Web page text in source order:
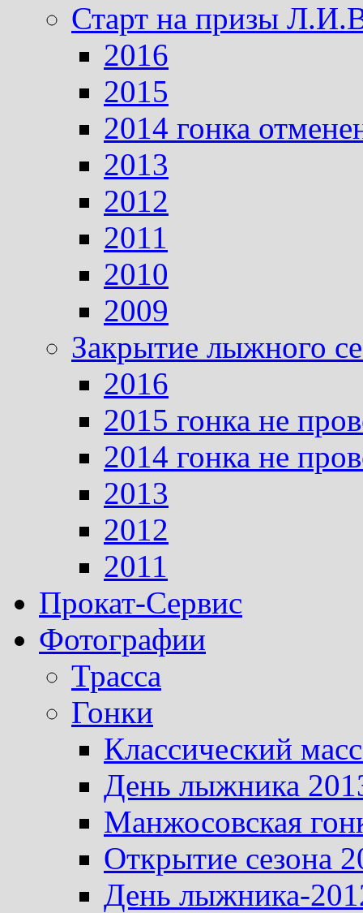
Старт на призы
2016
2015
2014 гонка
2013
2012
2011
2010
2009
Закрытие лыжного
2016
2015 гонка не
2014 гонка не
2013
2012
2011
Прокат-Сервис
Фотографии
Трасса
Гонки
Классический
День лыжника
Манжосовская
Открытие сезона
День лыжника-